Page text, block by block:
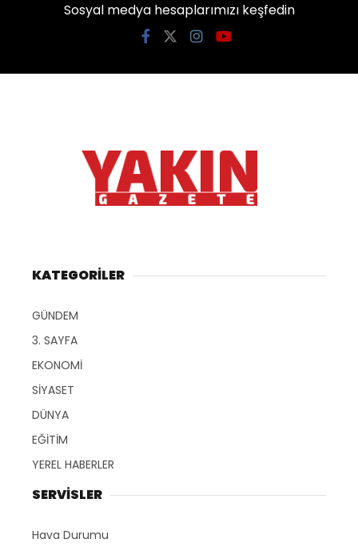
Sosyal medya hesaplarımızı keşfedin
KATEGORİLER
GÜNDEM
3. SAYFA
EKONOMİ
SİYASET
DÜNYA
EĞİTİM
YEREL HABERLER
SERVİSLER
Hava Durumu